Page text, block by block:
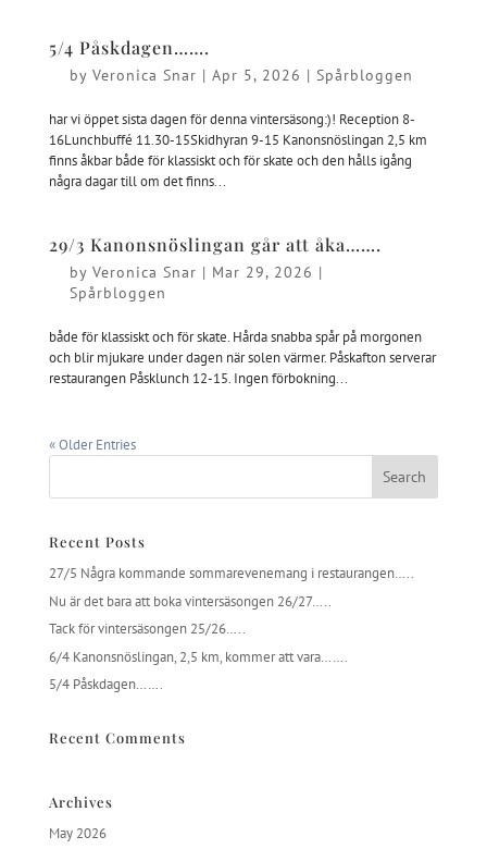
5/4 Påskdagen…….
by Veronica Snar | Apr 5, 2026 | Spårbloggen
har vi öppet sista dagen för denna vintersäsong:)! Reception 8-
16Lunchbuffé 11.30-15Skidhyran 9-15 Kanonsnöslingan 2,5 km
finns åkbar både för klassiskt och för skate och den hålls igång
några dagar till om det finns...
29/3 Kanonsnöslingan går att åka…….
by Veronica Snar | Mar 29, 2026 |
Spårbloggen
både för klassiskt och för skate. Hårda snabba spår på morgonen
och blir mjukare under dagen när solen värmer. Påskafton serverar
restaurangen Påsklunch 12-15. Ingen förbokning...
« Older Entries
Recent Posts
27/5 Några kommande sommarevenemang i restaurangen…..
Nu är det bara att boka vintersäsongen 26/27…..
Tack för vintersäsongen 25/26…..
6/4 Kanonsnöslingan, 2,5 km, kommer att vara…….
5/4 Påskdagen…….
Recent Comments
Archives
May 2026